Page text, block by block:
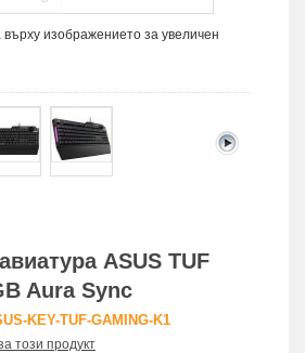
изображението за увеличен
ASUS TUF
Aura Sync
KEY-TUF-GAMING-K1
този продукт